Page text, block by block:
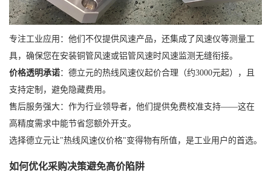
专注工业应用：他们不仅提供风速产品，还集成了风速仪等测量工
具，确保您在安装铜管风速或铝管风速时风速监测无缝衔接。
价格透明承诺：德立元的热线风速仪起价合理（约3000元起），且
支持定制，避免隐藏费用。
售后服务强大：作为行业领导者，他们提供免费校准支持——这在
高精度需求中能节省您额外开支。
选择德立元让"热线风速仪价格"变得物有所值，是工业用户的首选。
如何优化采购决策避免高价陷阱